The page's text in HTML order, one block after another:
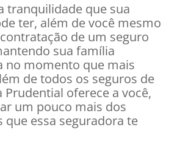
tranquilidade que sua
ter, além de você mesmo
de um seguro
sua família
no momento que mais
de todos os seguros de
Prudential oferece a você,
um pouco mais dos
que essa seguradora te